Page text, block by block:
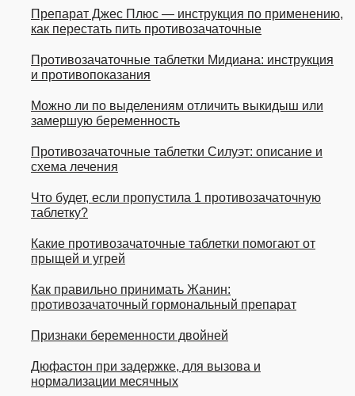
Препарат Джес Плюс — инструкция по применению,
как перестать пить противозачаточные
Противозачаточные таблетки Мидиана: инструкция
и противопоказания
Можно ли по выделениям отличить выкидыш или
замершую беременность
Противозачаточные таблетки Силуэт: описание и
схема лечения
Что будет, если пропустила 1 противозачаточную
таблетку?
Какие противозачаточные таблетки помогают от
прыщей и угрей
Как правильно принимать Жанин:
противозачаточный гормональный препарат
Признаки беременности двойней
Дюфастон при задержке, для вызова и
нормализации месячных